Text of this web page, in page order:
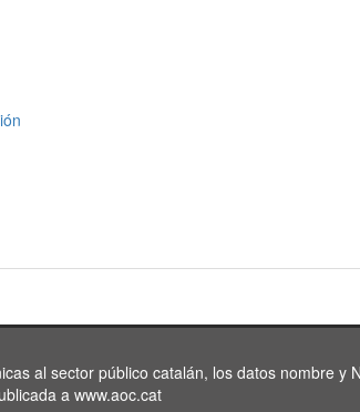
al sector público catalán, los datos nombre y
a www.aoc.cat